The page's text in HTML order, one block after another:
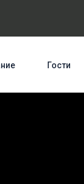
Гости